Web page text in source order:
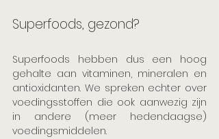
Superfoods, gezond?
Superfoods hebben dus een hoog
gehalte aan vitaminen, mineralen en
antioxidanten. We spreken echter over
voedingsstoffen die ook aanwezig zijn
in andere (meer hedendaagse)
voedingsmiddelen.